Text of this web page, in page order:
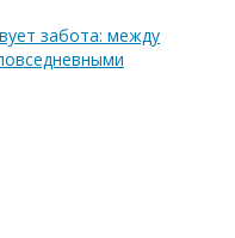
забота: между